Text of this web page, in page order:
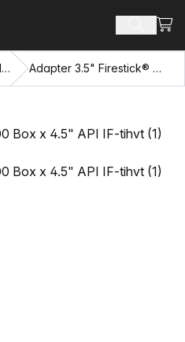
Otsi
Adapterid ja silmade tõmbamine Adapter 3.5" Firestick® 1000 Box x 4.5" API IF-tihvt